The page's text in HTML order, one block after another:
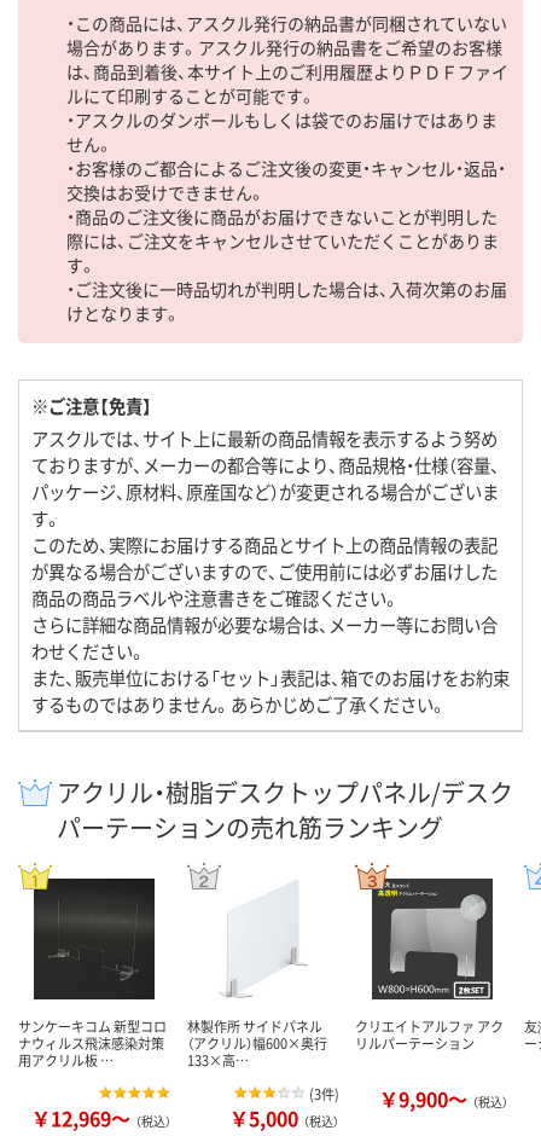
・この商品には、アスクル発行の納品書が同梱されていない
場合があります。アスクル発行の納品書をご希望のお客様
は、商品到着後、本サイト上のご利用履歴よりＰＤＦファイ
ルにて印刷することが可能です。
・アスクルのダンボールもしくは袋でのお届けではありま
せん。
・お客様のご都合によるご注文後の変更・キャンセル・返品・
交換はお受けできません。
・商品のご注文後に商品がお届けできないことが判明した
際には、ご注文をキャンセルさせていただくことがありま
す。
・ご注文後に一時品切れが判明した場合は、入荷次第のお届
けとなります。
※ご注意【免責】
アスクルでは、サイト上に最新の商品情報を表示するよう努め
ておりますが、メーカーの都合等により、商品規格・仕様（容量、
パッケージ、原材料、原産国など）が変更される場合がございま
す。
このため、実際にお届けする商品とサイト上の商品情報の表記
が異なる場合がございますので、ご使用前には必ずお届けした
商品の商品ラベルや注意書きをご確認ください。
さらに詳細な商品情報が必要な場合は、メーカー等にお問い合
わせください。
また、販売単位における「セット」表記は、箱でのお届けをお約束
するものではありません。あらかじめご了承ください。
アクリル・樹脂デスクトップパネル/デスク
パーテーションの売れ筋ランキング
サンケーキコム 新型コロ
ナウィルス飛沫感染対策
用アクリル板 …
￥12,969～ （税込）
林製作所 サイドパネル
（アクリル）幅600×奥行
133×高…
(3件)
￥5,000 （税込）
クリエイトアルファ アク
リルパーテーション
￥9,900～ （税込）
友